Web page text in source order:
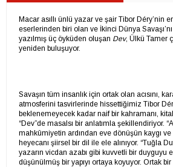
Macar asıllı ünlü yazar ve şair Tibor Déry’nin
eserlerinden biri olan ve İkinci Dünya
yazılmış üç öyküden oluşan Dev, Ülkü Tamer
yeniden buluşuyor.
Savaşın tüm insanlık için ortak olan acısını,
atmosferini tasvirlerinde hissettiğimiz Tibor
beklenemeyecek kadar naif bir kahramanı,
“Dev”de masalsı bir anlatımla şekillendiriyor.
mahkûmiyetin ardından eve dönüşün kaygı ve
heyecanı şiirsel bir dil ile ele alınıyor. “Tuğla
yazarın vicdan azabı gibi kuvvetli bir duyguyu
düşünülmüş bir yapıyı ortaya koyuyor. Ortak